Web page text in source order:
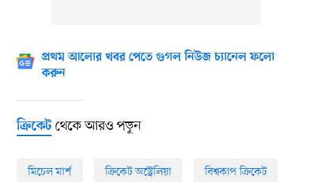
প্রথম আলোর খবর পেতে গুগল নিউজ চ্যানেল ফলো
করুন
ক্রিকেটথেকে আরও পড়ুন
মিচেল মার্শ ক্রিকেট অস্ট্রেলিয়া বিশ্বকাপ ক্রিকেট